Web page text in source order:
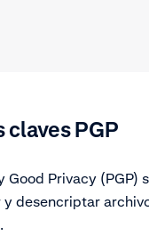
claves PGP
Good Privacy (PGP)
desencriptar